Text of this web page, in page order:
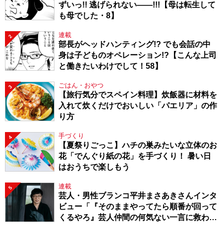
ずいっ!! 逃げられない――!!!【母は転生して
も母でした・8】
2 連載
部長がヘッドハンティング!? でも会話の中
身は子どものオペレーション!?【こんな上司
と働きたいわけでして！58】
3 ごはん・おやつ
【旅行気分でスペイン料理】炊飯器に材料を
入れて炊くだけでおいしい「パエリア」の作
り方
4 手づくり
【夏祭りごっこ】ハチの巣みたいな立体のお
花「でんぐり紙の花」を手づくり！ 暑い日
はおうちで楽しもう
5 連載
芸人・男性ブランコ平井まさあきさんインタ
ビュー「『そのままやってたら順番が回って
くるやろ』芸人仲間の何気ない一言に救われ